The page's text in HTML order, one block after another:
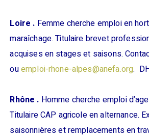
Loire . Femme cherche emploi en
maraîchage. Titulaire brevet
acquises en stages et saisons.
ouemploi-rhone-alpes@anefa.org.
Rhône . Homme cherche emploi
Titulaire CAP agricole en alternance.
saisonnières et remplacements en